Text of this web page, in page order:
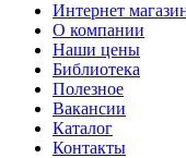
Интернет
О компании
Наши цены
Библиотека
Полезное
Вакансии
Каталог
Контакты